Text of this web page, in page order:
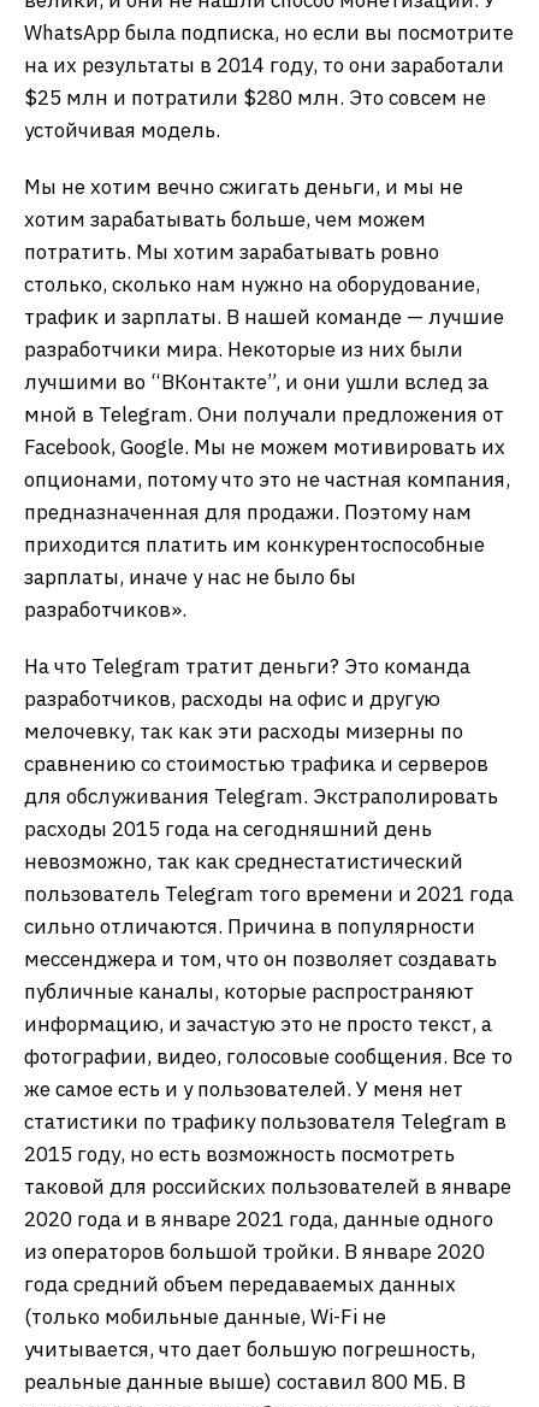
WhatsApp была подписка, но если вы посмотрите
на их результаты в 2014 году, то они заработали
$25 млн и потратили $280 млн. Это совсем не
устойчивая модель.
Мы не хотим вечно сжигать деньги, и мы не
хотим зарабатывать больше, чем можем
потратить. Мы хотим зарабатывать ровно
столько, сколько нам нужно на оборудование,
трафик и зарплаты. В нашей команде — лучшие
разработчики мира. Некоторые из них были
лучшими во “ВКонтакте”, и они ушли вслед за
мной в Telegram. Они получали предложения от
Facebook, Google. Мы не можем мотивировать их
опционами, потому что это не частная компания,
предназначенная для продажи. Поэтому нам
приходится платить им конкурентоспособные
зарплаты, иначе у нас не было бы
разработчиков».
На что Telegram тратит деньги? Это команда
разработчиков, расходы на офис и другую
мелочевку, так как эти расходы мизерны по
сравнению со стоимостью трафика и серверов
для обслуживания Telegram. Экстраполировать
расходы 2015 года на сегодняшний день
невозможно, так как среднестатистический
пользователь Telegram того времени и 2021 года
сильно отличаются. Причина в популярности
мессенджера и том, что он позволяет создавать
публичные каналы, которые распространяют
информацию, и зачастую это не просто текст, а
фотографии, видео, голосовые сообщения. Все то
же самое есть и у пользователей. У меня нет
статистики по трафику пользователя Telegram в
2015 году, но есть возможность посмотреть
таковой для российских пользователей в январе
2020 года и в январе 2021 года, данные одного
из операторов большой тройки. В январе 2020
года средний объем передаваемых данных
(только мобильные данные, Wi-Fi не
учитывается, что дает большую погрешность,
реальные данные выше) составил 800 МБ. В